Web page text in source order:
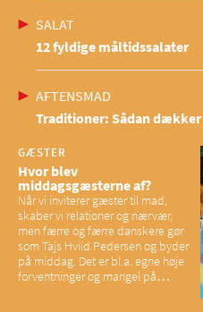
SALAT
12 fyldige måltidssalater
AFTENSMAD
Traditioner: Sådan
GÆSTER
Hvor blev
middagsgæsterne af?
Når vi inviterer gæster til mad,
skaber vi relationer og nærvær,
men færre og færre danskere gør
som Tajs Hviid Pedersen og byder
på middag. Det er bl.a. egne høje
forventninger og mangel på